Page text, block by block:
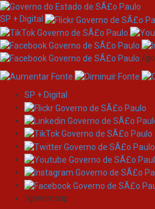
Skip
navigation
SP + Digital
/
SP + Digital
/governosp
Search
Search: